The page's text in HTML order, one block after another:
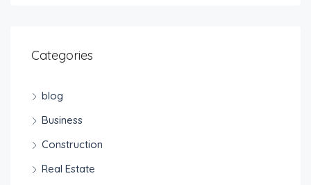
Categories
blog
Business
Construction
Real Estate